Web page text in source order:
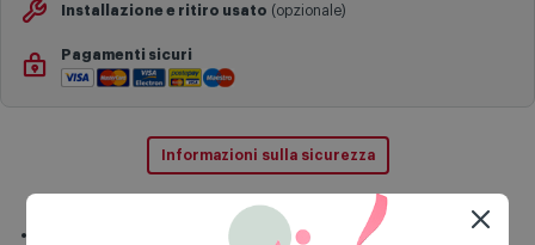
Installazione e ritiro usato (opzionale)
Pagamenti sicuri
Informazioni sulla sicurezza
Dimensioni schermo: 6.7"